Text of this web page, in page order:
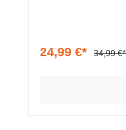
24,99 €* 34,99 €*